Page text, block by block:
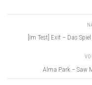
[Im Test] Exit – Das
Alma Park – Saw